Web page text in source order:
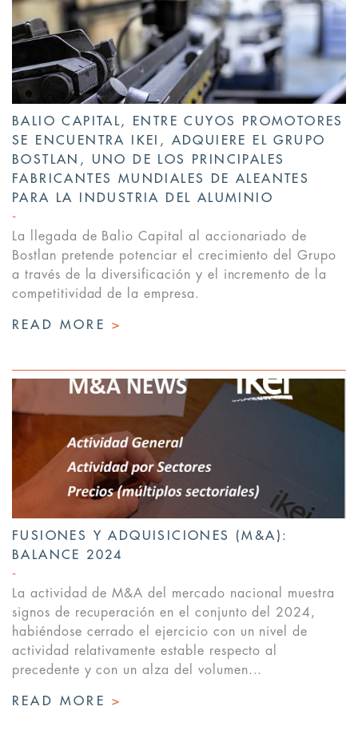
BALIO CAPITAL, ENTRE CUYOS PROMOTORES
SE ENCUENTRA IKEI, ADQUIERE EL GRUPO
BOSTLAN, UNO DE LOS PRINCIPALES
FABRICANTES MUNDIALES DE ALEANTES
PARA LA INDUSTRIA DEL ALUMINIO
La llegada de Balio Capital al accionariado de
Bostlan pretende potenciar el crecimiento del Grupo
a través de la diversificación y el incremento de la
competitividad de la empresa.
READ MORE >
FUSIONES Y ADQUISICIONES (M&A):
BALANCE 2024
La actividad de M&A del mercado nacional muestra
signos de recuperación en el conjunto del 2024,
habiéndose cerrado el ejercicio con un nivel de
actividad relativamente estable respecto al
precedente y con un alza del volumen...
READ MORE >